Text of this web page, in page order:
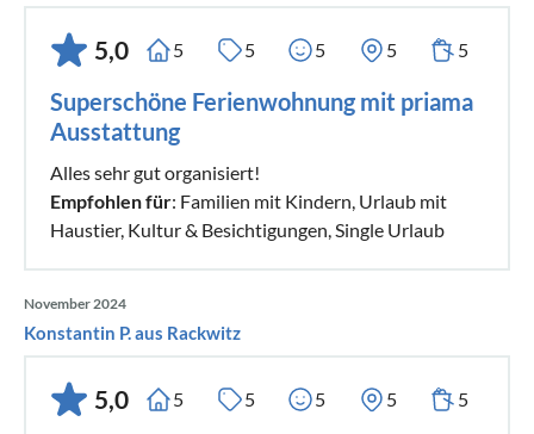
5,0 5 5 5 5 5
Superschöne Ferienwohnung mit priama
Ausstattung
Alles sehr gut organisiert!
Empfohlen für: Familien mit Kindern, Urlaub mit
Haustier, Kultur & Besichtigungen, Single Urlaub
November 2024
Konstantin P. aus Rackwitz
5,0 5 5 5 5 5